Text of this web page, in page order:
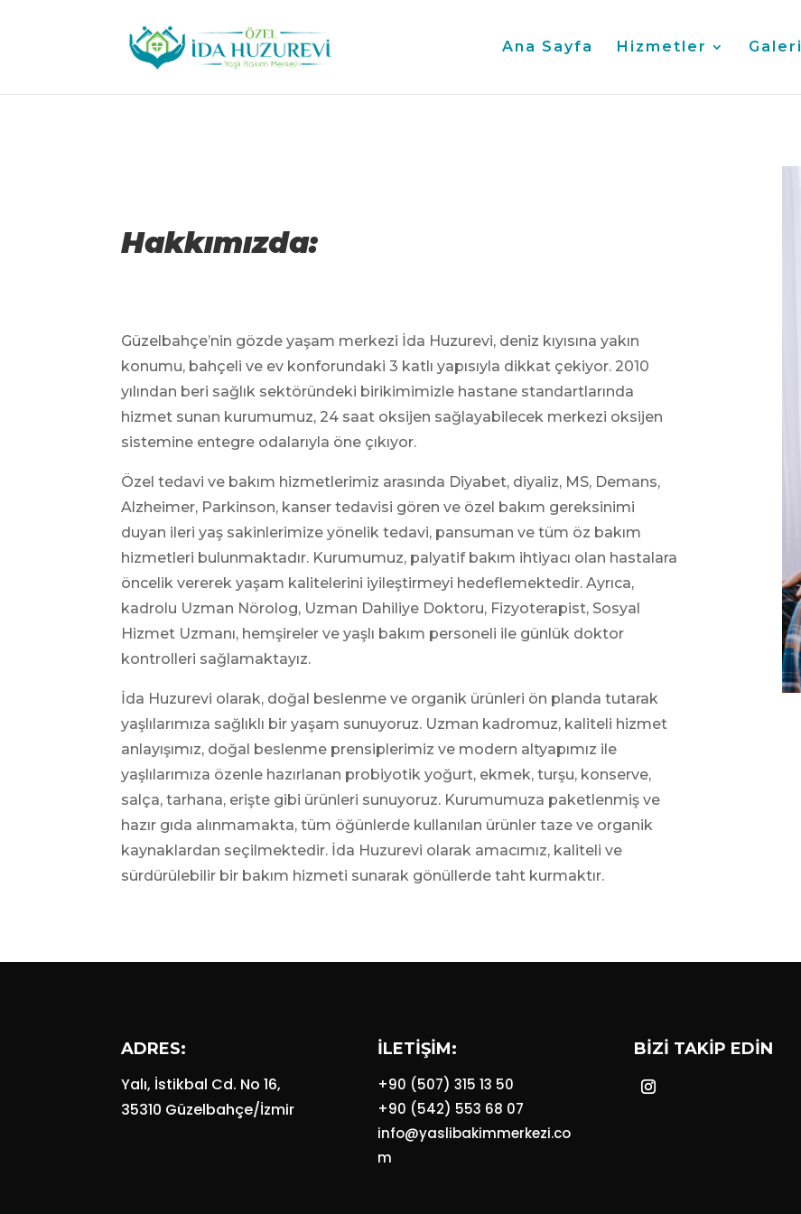
Ana Sayfa Hizmetler Galeri
Hakkımızda:
Güzelbahçe’nin gözde yaşam merkezi İda Huzurevi, deniz kıyısına yakın
konumu, bahçeli ve ev konforundaki 3 katlı yapısıyla dikkat çekiyor. 2010
yılından beri sağlık sektöründeki birikimimizle hastane standartlarında
hizmet sunan kurumumuz, 24 saat oksijen sağlayabilecek merkezi oksijen
sistemine entegre odalarıyla öne çıkıyor.
Özel tedavi ve bakım hizmetlerimiz arasında Diyabet, diyaliz, MS, Demans,
Alzheimer, Parkinson, kanser tedavisi gören ve özel bakım gereksinimi
duyan ileri yaş sakinlerimize yönelik tedavi, pansuman ve tüm öz bakım
hizmetleri bulunmaktadır. Kurumumuz, palyatif bakım ihtiyacı olan hastalara
öncelik vererek yaşam kalitelerini iyileştirmeyi hedeflemektedir. Ayrıca,
kadrolu Uzman Nörolog, Uzman Dahiliye Doktoru, Fizyoterapist, Sosyal
Hizmet Uzmanı, hemşireler ve yaşlı bakım personeli ile günlük doktor
kontrolleri sağlamaktayız.
İda Huzurevi olarak, doğal beslenme ve organik ürünleri ön planda tutarak
yaşlılarımıza sağlıklı bir yaşam sunuyoruz. Uzman kadromuz, kaliteli hizmet
anlayışımız, doğal beslenme prensiplerimiz ve modern altyapımız ile
yaşlılarımıza özenle hazırlanan probiyotik yoğurt, ekmek, turşu, konserve,
salça, tarhana, erişte gibi ürünleri sunuyoruz. Kurumumuza paketlenmiş ve
hazır gıda alınmamakta, tüm öğünlerde kullanılan ürünler taze ve organik
kaynaklardan seçilmektedir. İda Huzurevi olarak amacımız, kaliteli ve
sürdürülebilir bir bakım hizmeti sunarak gönüllerde taht kurmaktır.
ADRES:
Yalı, İstikbal Cd. No 16,
35310 Güzelbahçe/İzmir
İLETİŞİM:
+90 (507) 315 13 50
+90 (542) 553 68 07
info@yaslibakimmerkezi.co
m
BİZİ TAKİP EDİN